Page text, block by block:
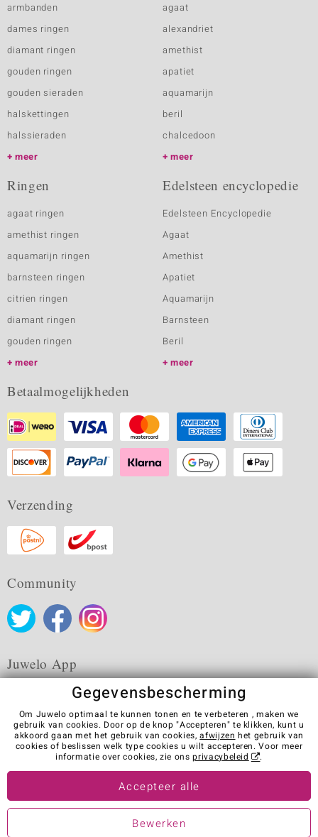
armbanden
dames ringen
diamant ringen
gouden ringen
gouden sieraden
halskettingen
halssieraden
meer
agaat
alexandriet
amethist
apatiet
aquamarijn
beril
chalcedoon
meer
Ringen
agaat ringen
amethist ringen
aquamarijn ringen
barnsteen ringen
citrien ringen
diamant ringen
gouden ringen
meer
Edelsteen encyclopedie
Edelsteen Encyclopedie
Agaat
Amethist
Apatiet
Aquamarijn
Barnsteen
Beril
meer
Betaalmogelijkheden
Verzending
Community
Juwelo App
Algemene verkoopvoorwaarden Privacybeleid
Cookies
Colofon
Contact
Contract herroepen
Visit our stores in other countries:
© Juwelo Deutschland GmbH (Een onderneming van de elumeo SE)
Gegevensbescherming
Om Juwelo optimaal te kunnen tonen en te verbeteren , maken we
gebruik van cookies. Door op de knop "Accepteren" te klikken, kunt u
akkoord gaan met het gebruik van cookies,afwijzen het gebruik van
cookies of beslissen welk type cookies u wilt accepteren. Voor meer
informatie over cookies, zie onsprivacybeleid .
Accepteer alle
Bewerken